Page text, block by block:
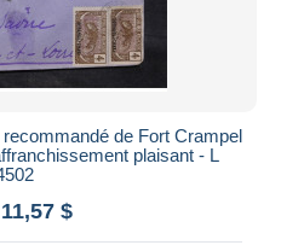
de Fort Crampel
plaisant - L
$